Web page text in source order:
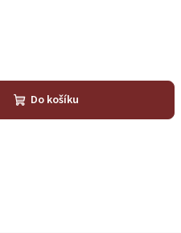
Do košíku